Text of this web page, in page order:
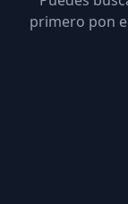
primero pon